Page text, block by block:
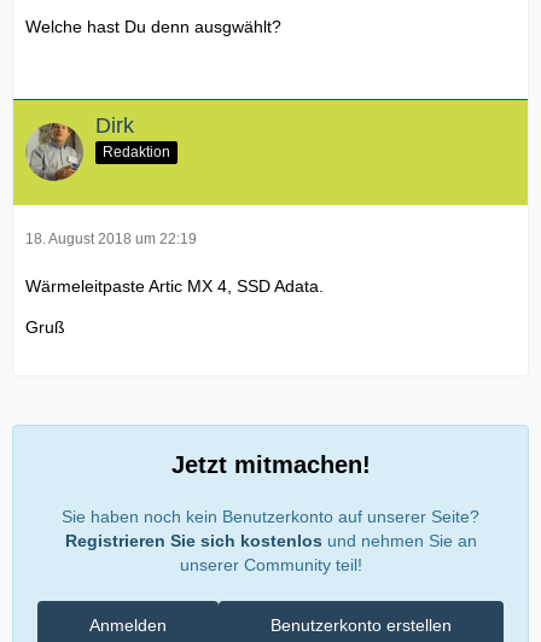
Welche hast Du denn ausgwählt?
Dirk
Redaktion
18. August 2018 um 22:19
Wärmeleitpaste Artic MX 4, SSD Adata.
Gruß
Jetzt mitmachen!
Sie haben noch kein Benutzerkonto auf unserer Seite?
Registrieren Sie sich kostenlos und nehmen Sie an
unserer Community teil!
Benutzerkonto erstellen
Anmelden